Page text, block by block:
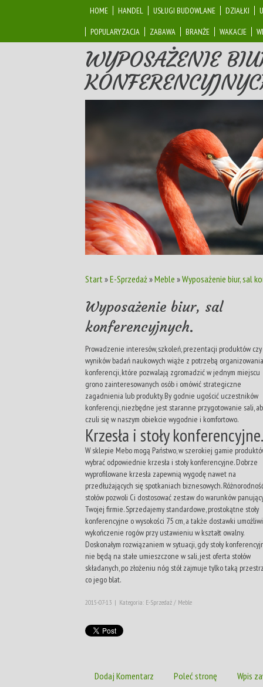
HOME HANDEL USŁUGI BUDOWLANE DZIAŁKI
POPULARYZACJA
ZABAWA BRANŻE WAKACJE
WYPOSAŻENIE
Start »E-Sprzedaż»Meble »Wyposażenie biur, sal
Wyposażenie biur, sal
konferencyjnych.
Prowadzenie interesów, szkoleń, prezentacji produktów czy
wyników badań naukowych wiąże z potrzebą organizowania
konferencji, które pozwalają zgromadzić w jednym miejscu
grono zainteresowanych osób i omówić strategiczne
zagadnienia lub produkty. By godnie ugościć uczestników
konferencji, niezbędne jest staranne przygotowanie sali,
czuli się w naszym obiekcie wygodnie i komfortowo.
Krzesła i stoły konferencyjne.
W sklepie Mebo mogą Państwo, w szerokiej gamie
wybrać odpowiednie krzesła i stoły konferencyjne. Dobrze
wyprofilowane krzesła zapewnią wygodę nawet na
przedłużających się spotkaniach biznesowych.
stołów pozwoli Ci dostosować zestaw do warunków
Twojej firmie. Sprzedajemy standardowe, prostokątne stoły
konferencyjne o wysokości 75 cm, a także dostawki
wykończenie rogów przy ustawieniu w kształt owalny.
Doskonałym rozwiązaniem w sytuacji, gdy stoły
nie będą na stałe umieszczone w sali, jest oferta stołów
składanych, po złożeniu nóg stół zajmuje tylko taką
co jego blat.
2015-07-13 | Kategoria: E-Sprzedaż / Meble
Dodaj Komentarz Poleć stronę Wpis